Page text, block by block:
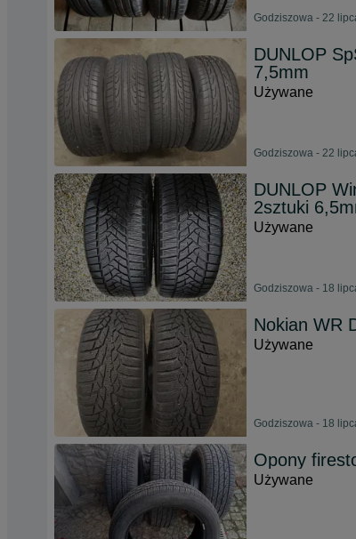
Godziszowa - 22
DUNLOP
7,5mm
Używane
Godziszowa - 22
DUNLOP
2sztuki
Używane
Godziszowa - 18
Nokian WR
Używane
Godziszowa - 18
Opony
Używane